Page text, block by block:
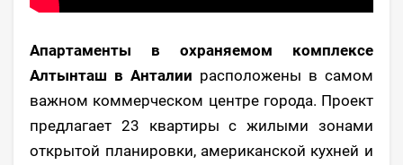
Апартаменты в охраняемом комплексе
Алтынташ в Анталии расположены в самом
важном коммерческом центре города. Проект
предлагает 23 квартиры с жилыми зонами
открытой планировки, американской кухней и